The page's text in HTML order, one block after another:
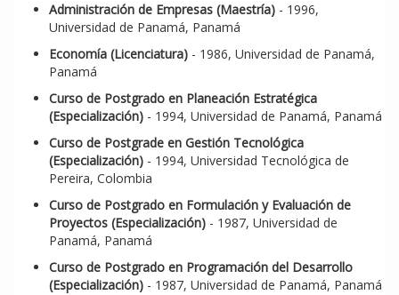
Administración de Empresas (Maestría) - 1996,
Universidad de Panamá, Panamá
Economía (Licenciatura) - 1986, Universidad de Panamá,
Panamá
Curso de Postgrado en Planeación Estratégica
(Especialización) - 1994, Universidad de Panamá, Panamá
Curso de Postgrade en Gestión Tecnológica
(Especialización) - 1994, Universidad Tecnológica de
Pereira, Colombia
Curso de Postgrado en Formulación y Evaluación de
Proyectos (Especialización) - 1987, Universidad de
Panamá, Panamá
Curso de Postgrado en Programación del Desarrollo
(Especialización) - 1987, Universidad de Panamá, Panamá